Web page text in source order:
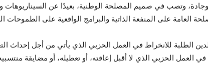
وجادة، وتصب في صميم المصلحة الوطنية، بعيدًا عن السيناريوهات
العامة على المنفعة الذاتية والبرامج الواقعية على
الطلبة للانخراط في العمل الحزبي الذي يأتي من أجل إحداث
العمل الحزبي الذي لا أقبل إعاقته، أو تعطيله، أو مضايقة